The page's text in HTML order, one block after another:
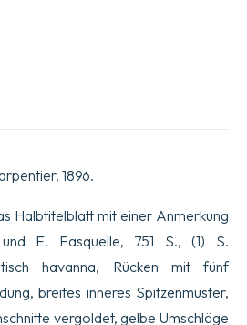
1896.
Halbtitelblatt mit einer Anmerkung
E. Fasquelle, 751 S., (1) S.
havanna, Rücken mit fünf
breites inneres Spitzenmuster,
vergoldet, gelbe Umschläge